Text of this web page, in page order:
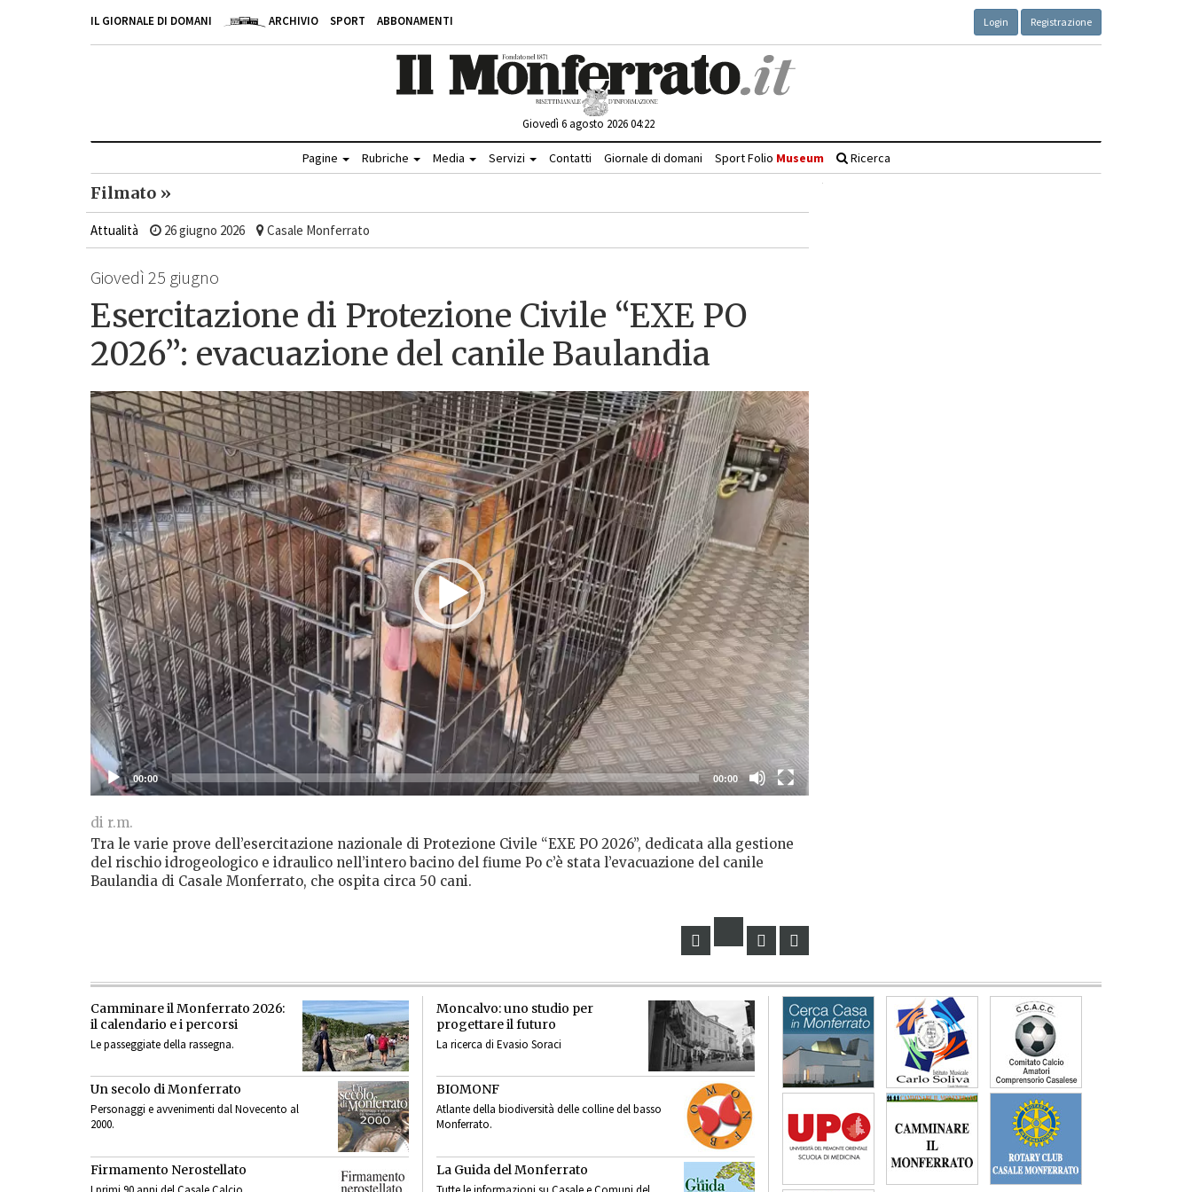
IL GIORNALE DI DOMANI ARCHIVIO SPORT ABBONAMENTI Login Registrazione
Giovedì 6 agosto 2026 04:22
Pagine Rubriche Media Servizi Contatti Giornale di domani Sport Folio Museum Ricerca
Filmato »
Attualità 26 giugno 2026 Casale Monferrato
Giovedì 25 giugno
Esercitazione di Protezione Civile “EXE PO
2026”: evacuazione del canile Baulandia
Lettore
Video
00:00 00:00
di r.m.
Tra le varie prove dell’esercitazione nazionale di Protezione Civile “EXE PO 2026”, dedicata alla gestione
del rischio idrogeologico e idraulico nell’intero bacino del fiume Po c’è stata l’evacuazione del canile
Baulandia di Casale Monferrato, che ospita circa 50 cani.
Camminare il Monferrato 2026:
il calendario e i percorsi
Le passeggiate della rassegna.
Un secolo di Monferrato
Personaggi e avvenimenti dal Novecento al
2000.
Firmamento Nerostellato
Moncalvo: uno studio per
progettare il futuro
La ricerca di Evasio Soraci
BIOMONF
Atlante della biodiversità delle colline del basso
Monferrato.
La Guida del Monferrato